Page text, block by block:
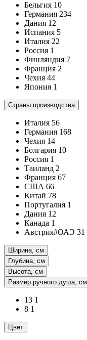
Бельгия 10
Германия 234
Дания 12
Испания 5
Италия 22
Россия 1
Финляндия 7
Франция 2
Чехия 44
Япония 1
Страны производства
Италия 56
Германия 168
Чехия 14
Болгария 10
Россия 1
Таиланд 2
Франция 67
США 66
Китай 78
Португалия 1
Дания 12
Канада 1
Австрия#ОАЭ 31
Ширина, см
Глубина, см
Высота, см
Размер ручного душа, см
13 1
8 1
Цвет